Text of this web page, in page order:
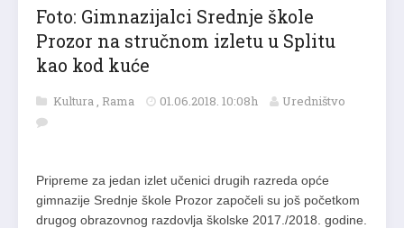
Foto: Gimnazijalci Srednje škole
Prozor na stručnom izletu u Splitu
kao kod kuće
Kultura , Rama 01.06.2018. 10:08h Uredništvo
Pripreme za jedan izlet učenici drugih razreda opće
gimnazije Srednje škole Prozor započeli su još početkom
drugog obrazovnog razdovlja školske 2017./2018. godine.